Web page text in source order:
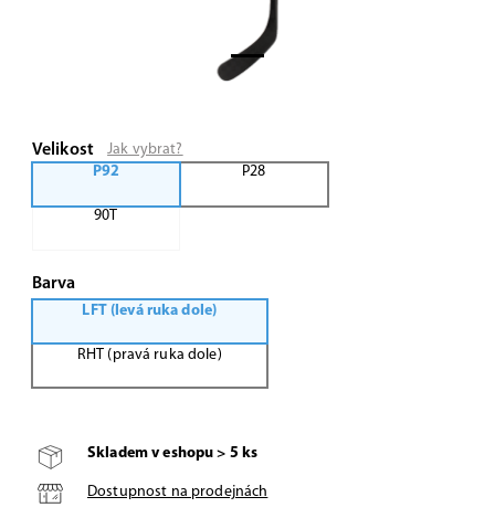
Velikost
Jak vybrat?
P92
P28
90T
Barva
LFT (levá ruka dole)
RHT (pravá ruka dole)
Skladem v eshopu > 5 ks
Dostupnost na prodejnách